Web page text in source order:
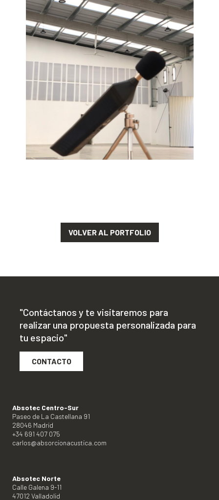
VOLVER AL PORTFOLIO
"Contáctanos y te visitaremos para
realizar una propuesta personalizada para
tu espacio"
CONTACTO
Absotec Centro-Sur
Paseo de La Castellana 91
28046 Madrid
+34 691 407 075
carlos@absorcionacustica.com
Absotec Norte
Calle Galena 9-11
47012 Valladolid